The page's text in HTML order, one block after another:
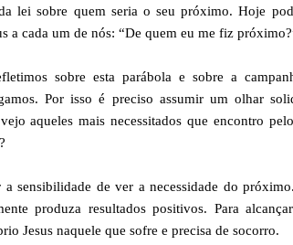
lei sobre quem seria o seu próximo. Hoje
a cada um de nós: “De quem eu me fiz
sobre esta parábola e sobre a
Por isso é preciso assumir um olhar
aqueles mais necessitados que encontro
sensibilidade de ver a necessidade do
produza resultados positivos. Para
Jesus naquele que sofre e precisa de socorro.